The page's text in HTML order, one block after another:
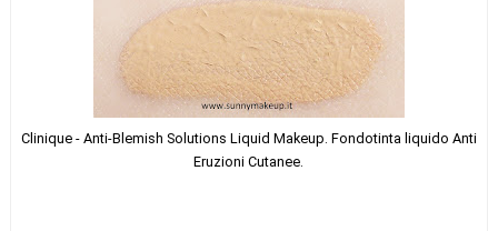
Clinique - Anti-Blemish Solutions Liquid Makeup. Fondotinta liquido Anti
Eruzioni Cutanee.